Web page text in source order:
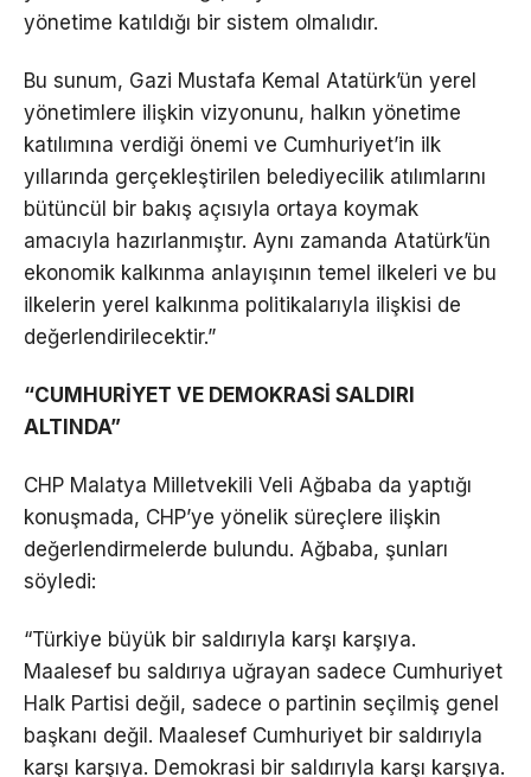
yönetime katıldığı bir sistem olmalıdır.
Bu sunum, Gazi Mustafa Kemal Atatürk’ün yerel
yönetimlere ilişkin vizyonunu, halkın yönetime
katılımına verdiği önemi ve Cumhuriyet’in ilk
yıllarında gerçekleştirilen belediyecilik atılımlarını
bütüncül bir bakış açısıyla ortaya koymak
amacıyla hazırlanmıştır. Aynı zamanda Atatürk’ün
ekonomik kalkınma anlayışının temel ilkeleri ve bu
ilkelerin yerel kalkınma politikalarıyla ilişkisi de
değerlendirilecektir.”
“CUMHURİYET VE DEMOKRASİ SALDIRI
ALTINDA”
CHP Malatya Milletvekili Veli Ağbaba da yaptığı
konuşmada, CHP’ye yönelik süreçlere ilişkin
değerlendirmelerde bulundu. Ağbaba, şunları
söyledi:
“Türkiye büyük bir saldırıyla karşı karşıya.
Maalesef bu saldırıya uğrayan sadece Cumhuriyet
Halk Partisi değil, sadece o partinin seçilmiş genel
başkanı değil. Maalesef Cumhuriyet bir saldırıyla
karşı karşıya. Demokrasi bir saldırıyla karşı karşıya.